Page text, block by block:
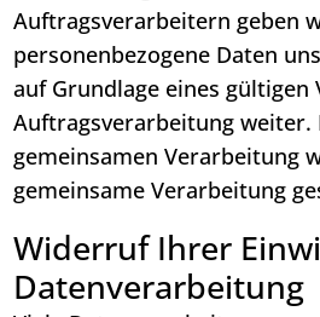
Auftragsverarbeitern geben
personenbezogene Daten
auf Grundlage eines gültigen
Auftragsverarbeitung weiter.
gemeinsamen Verarbeitung
gemeinsame Verarbeitung
Widerruf Ihrer
Datenverarbeitung